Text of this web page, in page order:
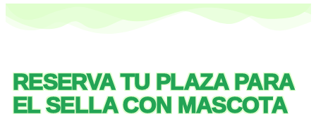
RESERVA TU PLAZA PARA
EL SELLA CON MASCOTA